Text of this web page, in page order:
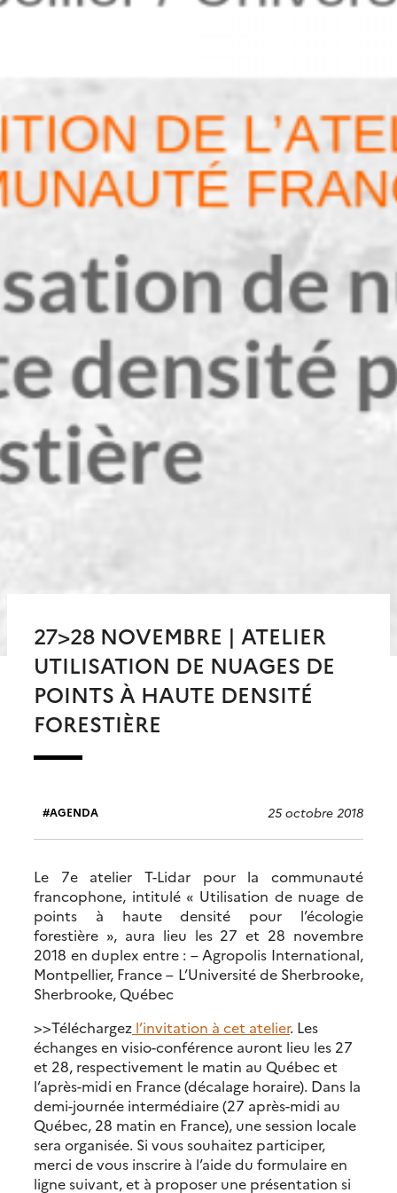
27>28 NOVEMBRE | ATELIER
UTILISATION DE NUAGES DE
POINTS À HAUTE DENSITÉ
FORESTIÈRE
AGENDA 25 octobre 2018
Le 7e atelier T-Lidar pour la communauté
francophone, intitulé « Utilisation de nuage de
points à haute densité pour l’écologie
forestière », aura lieu les 27 et 28 novembre
2018 en duplex entre : – Agropolis International,
Montpellier, France – L’Université de Sherbrooke,
Sherbrooke, Québec
>>Téléchargez l’invitation à cet atelier. Les
échanges en visio-conférence auront lieu les 27
et 28, respectivement le matin au Québec et
l’après-midi en France (décalage horaire). Dans la
demi-journée intermédiaire (27 après-midi au
Québec, 28 matin en France), une session locale
sera organisée. Si vous souhaitez participer,
merci de vous inscrire à l’aide du formulaire en
ligne suivant, et à proposer une présentation si